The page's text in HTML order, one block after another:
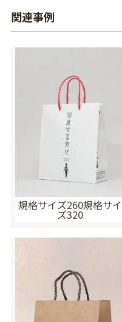
関連事例
規格サイズ260規格サイ
ズ320